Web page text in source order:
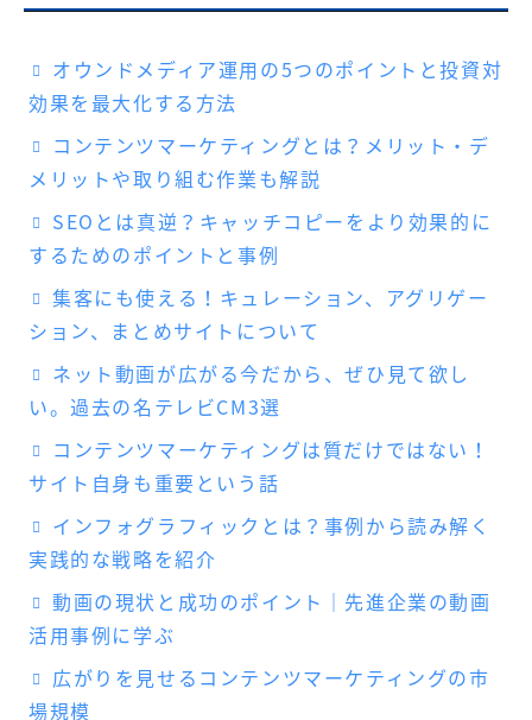
オウンドメディア運用の5つのポイントと投資対
効果を最大化する方法
コンテンツマーケティングとは？メリット・デ
メリットや取り組む作業も解説
SEOとは真逆？キャッチコピーをより効果的に
するためのポイントと事例
集客にも使える！キュレーション、アグリゲー
ション、まとめサイトについて
ネット動画が広がる今だから、ぜひ見て欲し
い。過去の名テレビCM3選
コンテンツマーケティングは質だけではない！
サイト自身も重要という話
インフォグラフィックとは？事例から読み解く
実践的な戦略を紹介
動画の現状と成功のポイント｜先進企業の動画
活用事例に学ぶ
広がりを見せるコンテンツマーケティングの市
場規模